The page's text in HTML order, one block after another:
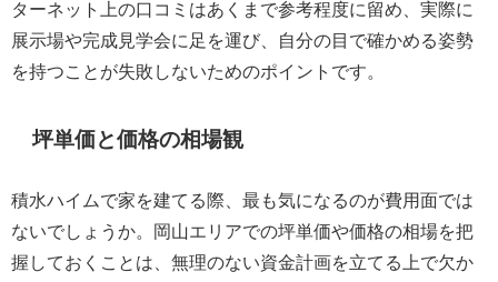
ターネット上の口コミはあくまで参考程度に留め、実際に
展示場や完成見学会に足を運び、自分の目で確かめる姿勢
を持つことが失敗しないためのポイントです。
坪単価と価格の相場観
積水ハイムで家を建てる際、最も気になるのが費用面では
ないでしょうか。岡山エリアでの坪単価や価格の相場を把
握しておくことは、無理のない資金計画を立てる上で欠か